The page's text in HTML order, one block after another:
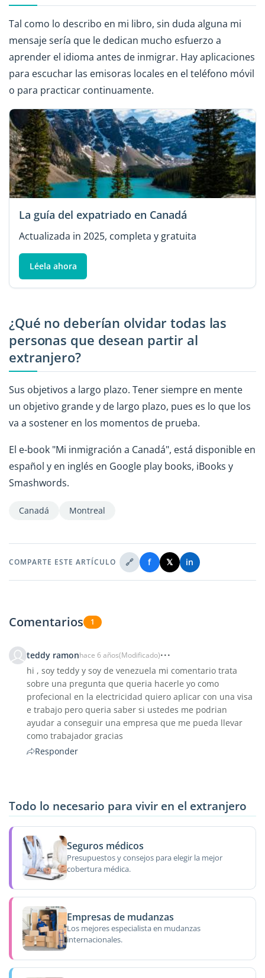
Tal como lo describo en mi libro, sin duda alguna mi
mensaje sería que le dedican mucho esfuerzo a
aprender el idioma antes de inmigrar. Hay aplicaciones
para escuchar las emisoras locales en el teléfono móvil
o para practicar continuamente.
La guía del expatriado en Canadá
Actualizada in 2025, completa y gratuita
Léela ahora
¿Qué no deberían olvidar todas las
personas que desean partir al
extranjero?
Sus objetivos a largo plazo. Tener siempre en mente
un objetivo grande y de largo plazo, pues es lo que los
va a sostener en los momentos de prueba.
El e-book "Mi inmigración a Canadá", está disponible en
español y en inglés en Google play books, iBooks y
Smashwords.
Canadá Montreal
COMPARTE ESTE ARTÍCULO 🔗 f 𝕏 in
Comentarios 1
teddy ramonhace 6 años(Modificado)
hi , soy teddy y soy de venezuela mi comentario trata
sobre una pregunta que queria hacerle yo como
profecional en la electricidad quiero aplicar con una visa
e trabajo pero queria saber si ustedes me podrian
ayudar a conseguir una empresa que me pueda llevar
como trabajador gracias
Responder
Todo lo necesario para vivir en el extranjero
Seguros médicos
Presupuestos y consejos para elegir la mejor
cobertura médica.
Empresas de mudanzas
Los mejores especialista en mudanzas
internacionales.